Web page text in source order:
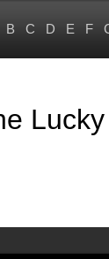
B C D E F